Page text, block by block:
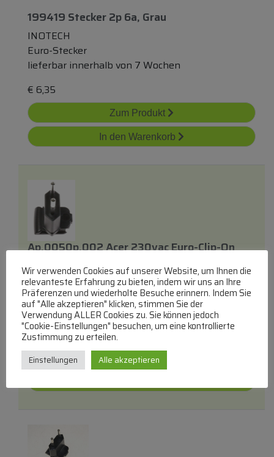
199419 Stecker 2p 6a, Grau
INOTECH
Euro-Stecker
lieferbar innerhalb von 7 Wochen
€ 6,35
Zum Produkt
In den Warenkorb
Ap.0050p.002 Acer 230vac Euro-Clip-On
Euro-Stecker
lieferbar innerhalb von 9 Wochen
€42,72
Zum Produkt
Wir verwenden Cookies auf unserer Website, um Ihnen die
relevanteste Erfahrung zu bieten, indem wir uns an Ihre
Präferenzen und wiederholte Besuche erinnern. Indem Sie
auf "Alle akzeptieren" klicken, stimmen Sie der
Verwendung ALLER Cookies zu. Sie können jedoch
"Cookie-Einstellungen" besuchen, um eine kontrollierte
Zustimmung zu erteilen.
Einstellungen Alle akzeptieren